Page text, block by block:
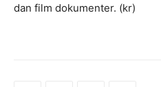
dan film dokumenter. (kr)